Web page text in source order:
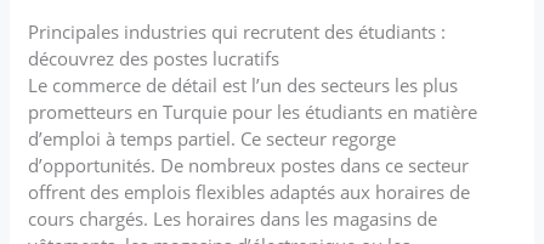
Principales industries qui recrutent des étudiants :
découvrez des postes lucratifs
Le commerce de détail est l’un des secteurs les plus
prometteurs en Turquie pour les étudiants en matière
d’emploi à temps partiel. Ce secteur regorge
d’opportunités. De nombreux postes dans ce secteur
offrent des emplois flexibles adaptés aux horaires de
cours chargés. Les horaires dans les magasins de